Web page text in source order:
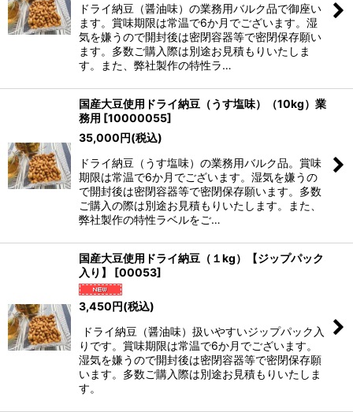
ドライ納豆（醤油味）の業務用バルク品で御座い
ます。賞味期限は常温で6か月でございます。湿
気を嫌うので開封後は密閉容器等で密閉保存願い
ます。多数ご購入際は別途お見積もりいたしま
す。また、弊社製作の特性ラ…
国産大豆使用ドライ納豆（うす塩味）（10kg）業
務用 [10000055]
35,000円(税込)
ドライ納豆（うす塩味）の業務用バルク品。賞味
期限は常温で6か月でございます。湿気を嫌うの
で開封後は密閉容器等で密閉保存願います。多数
ご購入の際は別途お見積もりいたします。また、
弊社製作の特性ラベルをご…
国産大豆使用ドライ納豆（１kg）【ジップパック
入り】
[00053]
3,450 円(税込)
ドライ納豆（醤油味）扱いやすいジップパック入
りです。賞味期限は常温で6か月でございます。
湿気を嫌うので開封後は密閉容器等で密閉保存願
います。多数ご購入際は別途お見積もりいたしま
す。